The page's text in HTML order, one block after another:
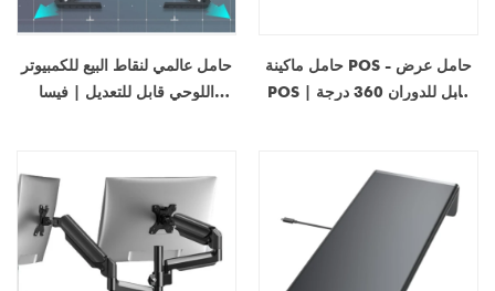
حامل عالمي لنقاط البيع للكمبيوتر
اللوحي قابل للتعديل | فيسا
حامل ماكينة POS - حامل عرض
POS قابل للدوران 360 درجة |